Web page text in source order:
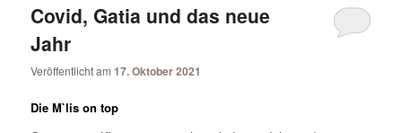
Covid, Gatia und das neue
Jahr
Veröffentlicht am17. Oktober 2021
Die M`lis on top